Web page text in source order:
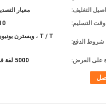
التغليف:
معيار
وقت التسليم:
10 أيام
شروط الدفع:
على العرض:
5000 لفة في الأسبوع